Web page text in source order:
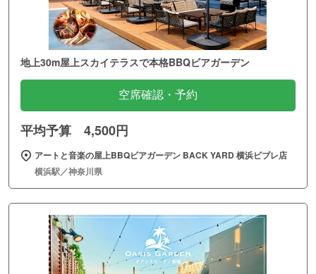
地上30m屋上スカイテラスで本格BBQビアガーデン
空席確認・予約
平均予算 4,500円
アートと音楽の屋上BBQビアガーデン BACK YARD 横浜ビブレ店
横浜駅／神奈川県